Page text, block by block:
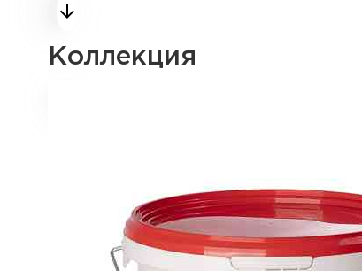
Коллекция